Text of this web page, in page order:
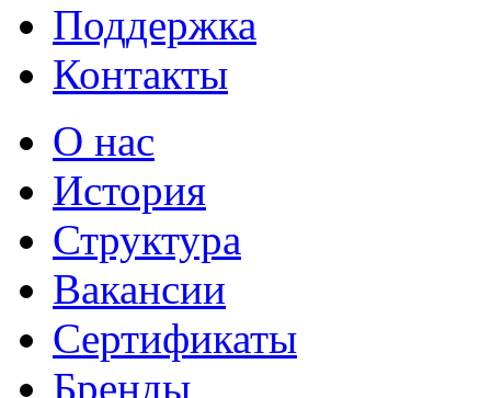
Поддержка
Контакты
О нас
История
Структура
Вакансии
Сертификаты
Бренды